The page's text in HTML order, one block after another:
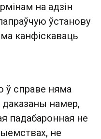
на адзін
ўстанову
канфіскаваць
ў справе няма
намер,
падабаронная не
не